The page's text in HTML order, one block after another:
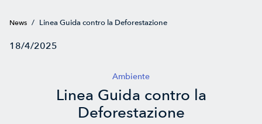
News / Linea Guida contro la Deforestazione
18/4/2025
Ambiente
Linea Guida contro la
Deforestazione